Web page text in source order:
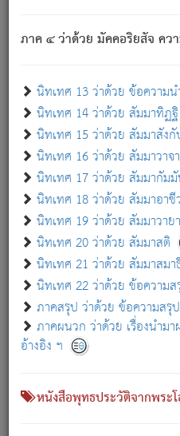
ภาค ๔ ว่าด้วย มัคคอริยสัจ คว
นิทเทศ 13 ว่าด้วย ข้อความน
นิทเทศ 14 ว่าด้วย สัมมาทิฏฐิ
นิทเทศ 15 ว่าด้วย สัมมาสัง
นิทเทศ 16 ว่าด้วย สัมมาวาจา
นิทเทศ 17 ว่าด้วย สัมมากัม
นิทเทศ 18 ว่าด้วย สัมมาอาชี
นิทเทศ 19 ว่าด้วย สัมมาวาย
นิทเทศ 20 ว่าด้วย สัมมาสติ
นิทเทศ 21 ว่าด้วย สัมมาสมา
นิทเทศ 22 ว่าด้วย ข้อความส
ภาคสรุป ว่าด้วย ข้อความสรุ
ภาคผนวก ว่าด้วย เรื่องนำม
อ้างอิง ฯ
หนังสือพุทธประวัติจากพระ
เกี่ยวกับธรรมโฆษณ์ออนไลน์
แม้ระบบ "ธรรมโฆษณ์ออนไลน์" พยา
ผู้ศึกษาก็พึงตรวจสอบกับตัวเล่มหนัง
ก่อนนำข้อมูลไปใช้ในการอ้างอิง"
เกี่ยวกับอัตถจารี|เกี่ยวกับการพัฒนา
หนังสือที่เกี่ยวข้อง